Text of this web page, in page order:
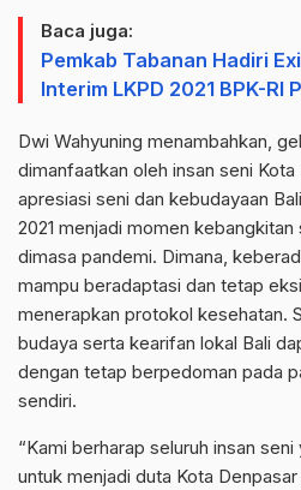
Baca juga:
Pemkab Tabanan Hadiri
Interim LKPD 2021 BPK-RI
Dwi Wahyuning menambahkan,
dimanfaatkan oleh insan seni
apresiasi seni dan kebudayaan
2021 menjadi momen
dimasa pandemi. Dimana,
mampu beradaptasi dan tetap
menerapkan protokol kesehatan.
budaya serta kearifan lokal Bali
dengan tetap berpedoman pada
sendiri.
“Kami berharap seluruh insan
untuk menjadi duta Kota